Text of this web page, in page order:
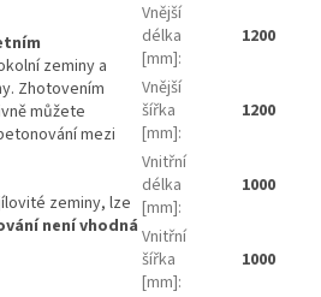
zeminy a
Zhotovením
můžete
mezi
zeminy, lze
není vhodná
Vnější
délka
[mm]:
1200
Vnější
šířka
[mm]:
1200
Vnitřní
délka
[mm]:
1000
Vnitřní
šířka
[mm]:
1000